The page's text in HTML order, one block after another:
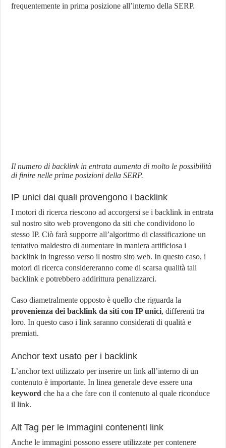
frequentemente in prima posizione all’interno della SERP.
Il numero di backlink in entrata aumenta di molto le possibilità
di finire nelle prime posizioni della SERP.
IP unici dai quali provengono i backlink
I motori di ricerca riescono ad accorgersi se i backlink in entrata
sul nostro sito web provengono da siti che condividono lo
stesso IP. Ciò farà supporre all’algoritmo di classificazione un
tentativo maldestro di aumentare in maniera artificiosa i
backlink in ingresso verso il nostro sito web. In questo caso, i
motori di ricerca considereranno come di scarsa qualità tali
backlink e potrebbero addirittura penalizzarci.
Caso diametralmente opposto è quello che riguarda la
provenienza dei backlink da siti con IP unici, differenti tra
loro. In questo caso i link saranno considerati di qualità e
premiati.
Anchor text usato per i backlink
L’anchor text utilizzato per inserire un link all’interno di un
contenuto è importante. In linea generale deve essere una
keyword che ha a che fare con il contenuto al quale riconduce
il link.
Alt Tag per le immagini contenenti link
Anche le immagini possono essere utilizzate per contenere